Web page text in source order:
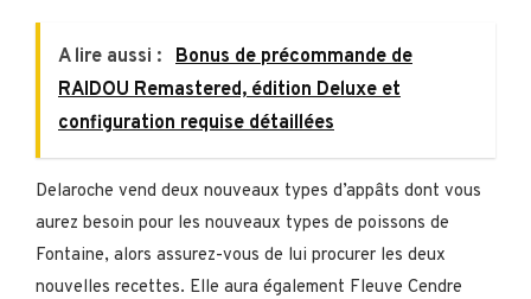
A lire aussi :
Bonus de précommande de
RAIDOU Remastered, édition Deluxe et
configuration requise détaillées
Delaroche vend deux nouveaux types d’appâts dont vous
aurez besoin pour les nouveaux types de poissons de
Fontaine, alors assurez-vous de lui procurer les deux
nouvelles recettes. Elle aura également Fleuve Cendre